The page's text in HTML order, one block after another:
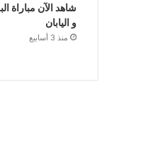
شاهد الآن مباراة
و اليابان
منذ 3 أسابيع